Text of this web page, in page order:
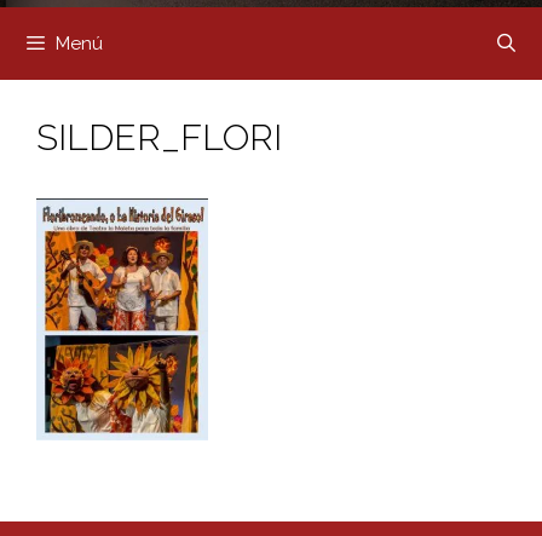
Menú
SILDER_FLORI